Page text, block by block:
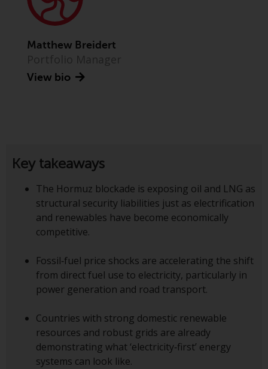
Finanzaufsichtsbehörde reguliert
wird.
folgenden
einverstanden sind. Diese
Website kann Werbung
enthalten.
Zugang unterliegt lokalen
Beschränkungen
Obwohl Sie ein Land ausgewählt
haben, richtet sich diese Website
nicht an eine bestimmte
Gerichtsbarkeit und Sie betreten
eine globale Website. Auf dieser
Website erwähnte Produkte oder
Matthew Breidert
View bio
Key takeaways
The Hormuz blockade is exposing oil and LNG as
structural security liabilities just as electrification
and renewables have become economically
competitive.
Fossil‑fuel price shocks are accelerating the shift
from direct fuel use to electricity, particularly in
power generation and road transport.
Countries with strong domestic renewable
resources and robust grids are already
demonstrating what ‘electricity‑first’ energy
systems can look like.